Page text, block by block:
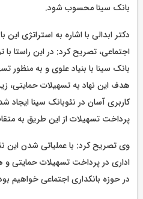
بانک سینا محسوب شود.
دکتر ابدالی با اشاره به استراتژی
اجتماعی، تصریح کرد: در این راستا
بانک سینا با بنیاد علوی و به
هدف این نهاد به تسهیلات حمایتی،
کاربری آسان در نئوبانک سینا ایجاد
پرداخت تسهیلات از این طریق به
وی تصریح کرد: با عملیاتی شدن این
اداری در پرداخت تسهیلات حمایتی و
در حوزه بانکداری اجتماعی خواهیم